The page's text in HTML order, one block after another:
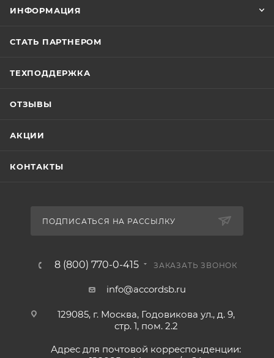
ИНФОРМАЦИЯ
СТАТЬ ПАРТНЕРОМ
ТЕХПОДДЕРЖКА
ОТЗЫВЫ
АКЦИИ
КОНТАКТЫ
ПОДПИСАТЬСЯ НА РАССЫЛКУ
8 (800) 770-0-415 ЗАКАЗАТЬ ЗВОНОК
info@accordsb.ru
129085, г. Москва, Годовикова ул., д. 9,
стр. 1, пом. 2.2
Адрес для почтовой корреспонденции: